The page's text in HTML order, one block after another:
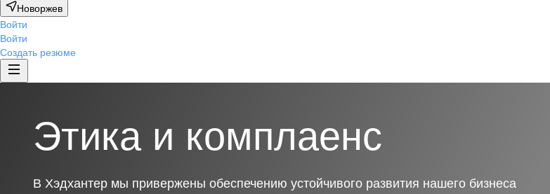
Новоржев
Войти
Войти
Создать резюме
Этика и комплаенс
В Хэдхантер мы привержены обеспечению устойчивого развития нашего бизнеса